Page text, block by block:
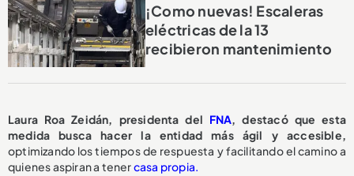
¡Como nuevas! Escaleras
eléctricas de la 13
recibieron mantenimiento
Laura Roa Zeidán, presidenta del FNA, destacó que esta
medida busca hacer la entidad más ágil y accesible,
optimizando los tiempos de respuesta y facilitando el camino a
quienes aspiran a tenercasa propia.